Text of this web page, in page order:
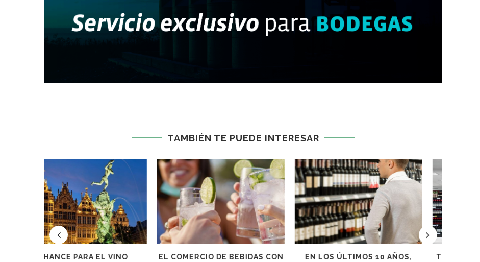
TAMBIÉN TE PUEDE INTERESAR
EL COMERCIO DE BEBIDAS CON
EN LOS ÚLTIMOS 10 AÑOS,
TINTOS, ORGÁNICOS Y BAG IN